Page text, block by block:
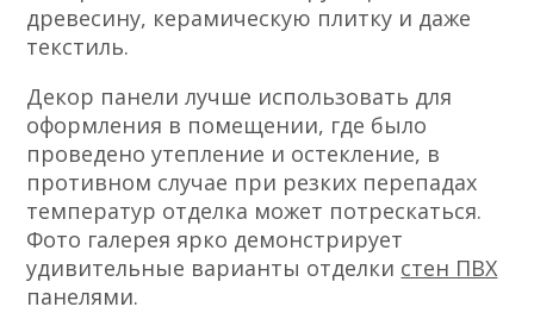
древесину, керамическую плитку и даже
текстиль.
Декор панели лучше использовать для
оформления в помещении, где было
проведено утепление и остекление, в
противном случае при резких перепадах
температур отделка может потрескаться.
Фото галерея ярко демонстрирует
удивительные варианты отделки стен ПВХ
панелями.